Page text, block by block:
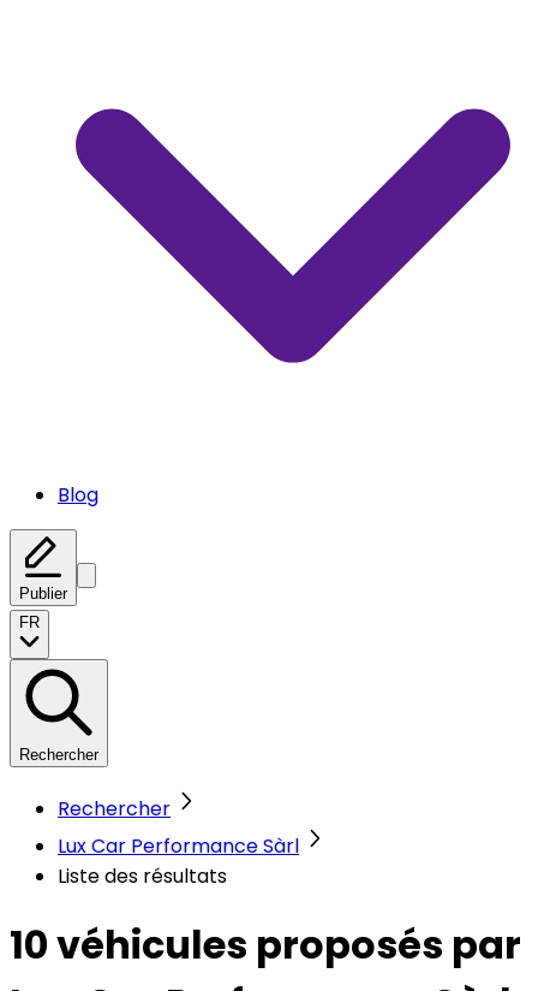
Blog
Publier
FR
Rechercher
Rechercher
Lux Car Performance Sàrl
Liste des résultats
10 véhicules proposés par